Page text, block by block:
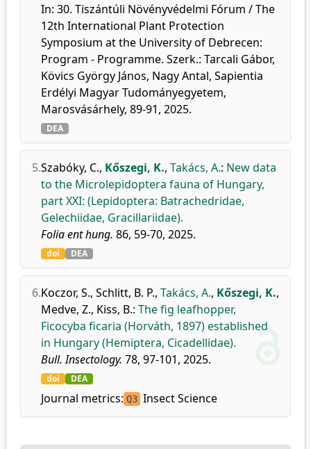
In: 30. Tiszántúli Növényvédelmi Fórum / The
12th International Plant Protection
Symposium at the University of Debrecen:
Program - Programme. Szerk.: Tarcali Gábor,
Kövics György János, Nagy Antal, Sapientia
Erdélyi Magyar Tudományegyetem,
Marosvásárhely, 89-91, 2025.
DEA
5.Szabóky, C., Kőszegi, K., Takács, A.: New data
to the Microlepidoptera fauna of Hungary,
part XXI: (Lepidoptera: Batrachedridae,
Gelechiidae, Gracillariidae).
Folia ent hung. 86, 59-70, 2025.
doi DEA
6.Koczor, S., Schlitt, B. P., Takács, A., Kőszegi, K.,
Medve, Z., Kiss, B.: The fig leafhopper,
Ficocyba ficaria (Horváth, 1897) established
in Hungary (Hemiptera, Cicadellidae).
Bull. Insectology. 78, 97-101, 2025.
doi DEA
Journal metrics: Q3 Insect Science